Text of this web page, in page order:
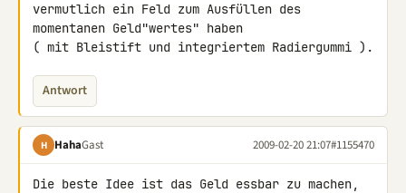
vermutlich ein Feld zum Ausfüllen des
momentanen Geld"wertes" haben
( mit Bleistift und integriertem Radiergummi ).
Antwort
H HahaGast 2009-02-20 21:07#1155470
Die beste Idee ist das Geld essbar zu machen,